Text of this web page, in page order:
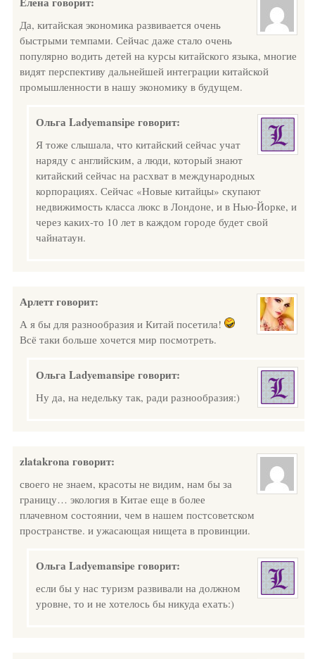
Да, китайская экономика развивается очень
быстрыми темпами. Сейчас даже стало очень
популярно водить детей на курсы китайского языка, многие
видят перспективу дальнейшей интеграции китайской
промышленности в нашу экономику в будущем.
Ольга Ladyemansipe говорит:
Я тоже слышала, что китайский сейчас учат
наряду с английским, а люди, который знают
китайский сейчас на расхват в международных
корпорациях. Сейчас «Новые китайцы» скупают
недвижимость класса люкс в Лондоне, и в Нью-Йорке, и
через каких-то 10 лет в каждом городе будет свой
чайнатаун.
Арлеттговорит:
А я бы для разнообразия и Китай посетила!
Всё таки больше хочется мир посмотреть.
Ольга Ladyemansipe говорит:
Ну да, на недельку так, ради разнообразия:)
zlatakrona говорит:
своего не знаем, красоты не видим, нам бы за
границу… экология в Китае еще в более
плачевном состоянии, чем в нашем постсоветском
пространстве. и ужасающая нищета в провинции.
Ольга Ladyemansipe говорит:
если бы у нас туризм развивали на должном
уровне, то и не хотелось бы никуда ехать:)